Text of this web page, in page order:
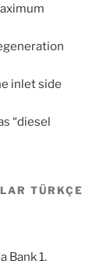
inlet side
“diesel
TÜRKÇE
Bank 1.